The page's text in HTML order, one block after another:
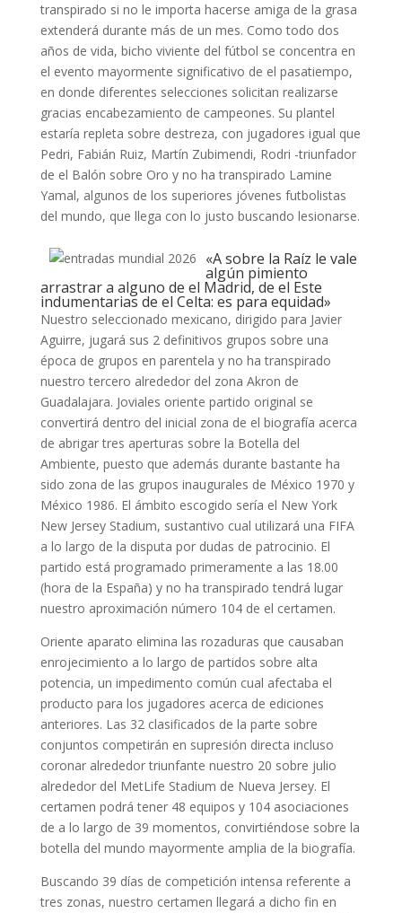
transpirado si no le importa hacerse amiga de la grasa
extenderá durante más de un mes. Como todo dos
años de vida, bicho viviente del fútbol se concentra en
el evento mayormente significativo de el pasatiempo,
en donde diferentes selecciones solicitan realizarse
gracias encabezamiento de campeones. Su plantel
estaría repleta sobre destreza, con jugadores igual que
Pedri, Fabián Ruiz, Martín Zubimendi, Rodri -triunfador
de el Balón sobre Oro y no ha transpirado Lamine
Yamal, algunos de los superiores jóvenes futbolistas
del mundo, que llega con lo justo buscando lesionarse.
«A sobre la Raíz le vale
algún pimiento
arrastrar a alguno de el Madrid, de el Este
indumentarias de el Celta: es para equidad»
Nuestro seleccionado mexicano, dirigido para Javier
Aguirre, jugará sus 2 definitivos grupos sobre una
época de grupos en parentela y no ha transpirado
nuestro tercero alrededor del zona Akron de
Guadalajara. Joviales oriente partido original se
convertirá dentro del inicial zona de el biografía acerca
de abrigar tres aperturas sobre la Botella del
Ambiente, puesto que además durante bastante ha
sido zona de las grupos inaugurales de México 1970 y
México 1986. El ámbito escogido serí­a el New York
New Jersey Stadium, sustantivo cual utilizará una FIFA
a lo largo de la disputa por dudas de patrocinio. El
partido está programado primeramente a las 18.00
(hora de la España) y no ha transpirado tendrá lugar
nuestro aproximación número 104 de el certamen.
Oriente aparato elimina las rozaduras que causaban
enrojecimiento a lo largo de partidos sobre alta
potencia, un impedimento común cual afectaba el
producto para los jugadores acerca de ediciones
anteriores. Las 32 clasificados de la parte sobre
conjuntos competirán en supresión directa incluso
coronar alrededor triunfante nuestro 20 sobre julio
alrededor del MetLife Stadium de Nueva Jersey. El
certamen podrá tener 48 equipos y 104 asociaciones
de a lo largo de 39 momentos, convirtiéndose sobre la
botella del mundo mayormente amplia de la biografía.
Buscando 39 días de competición intensa referente a
tres zonas, nuestro certamen llegará a dicho fin en